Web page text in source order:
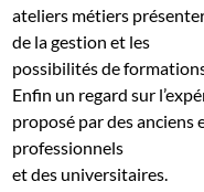
ateliers métiers
de la gestion et les
possibilités de
Enfin un regard sur
proposé par des anciens
professionnels
et des universitaires.